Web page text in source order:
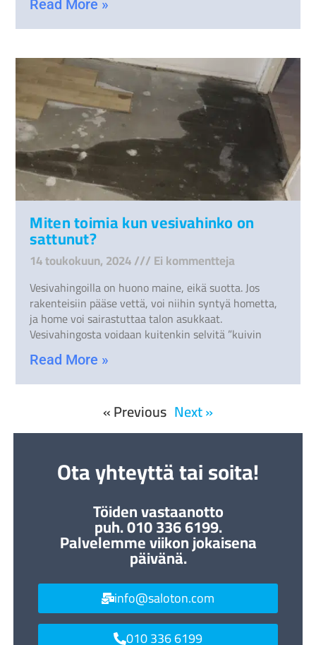
Read More »
Miten toimia kun vesivahinko on
sattunut?
14 toukokuun, 2024 Ei kommentteja
Vesivahingoilla on huono maine, eikä suotta. Jos
rakenteisiin pääse vettä, voi niihin syntyä hometta,
ja home voi sairastuttaa talon asukkaat.
Vesivahingosta voidaan kuitenkin selvitä ”kuivin
Read More »
« Previous Next »
Ota yhteyttä tai soita!
Töiden vastaanotto
puh. 010 336 6199.
Palvelemme viikon jokaisena
päivänä.
info@saloton.com
010 336 6199